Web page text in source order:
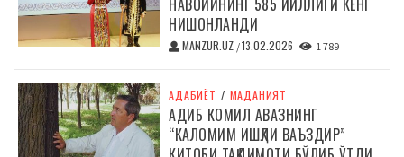
НИШОНЛАНДИ
MANZUR.UZ /13.02.2026 1 789
АДАБИЁТ / МАДАНИЯТ
АДИБ КОМИЛ АВАЗНИНГ
“КАЛОМИМ ИШҚЛИ ВАЪЗДИР”